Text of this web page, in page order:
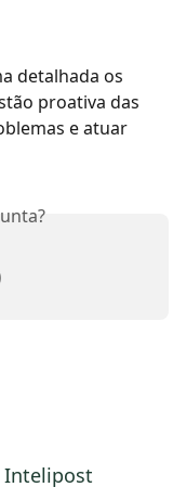
detalhada os
proativa das
e atuar